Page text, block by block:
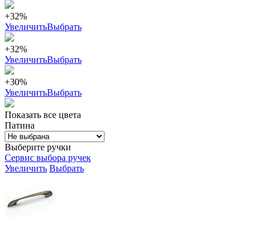
+32%
УвеличитьВыбрать
+32%
УвеличитьВыбрать
+30%
УвеличитьВыбрать
Показать все цвета
Патина
Выберите ручки
Сервис выбора ручек
Увеличить Выбрать